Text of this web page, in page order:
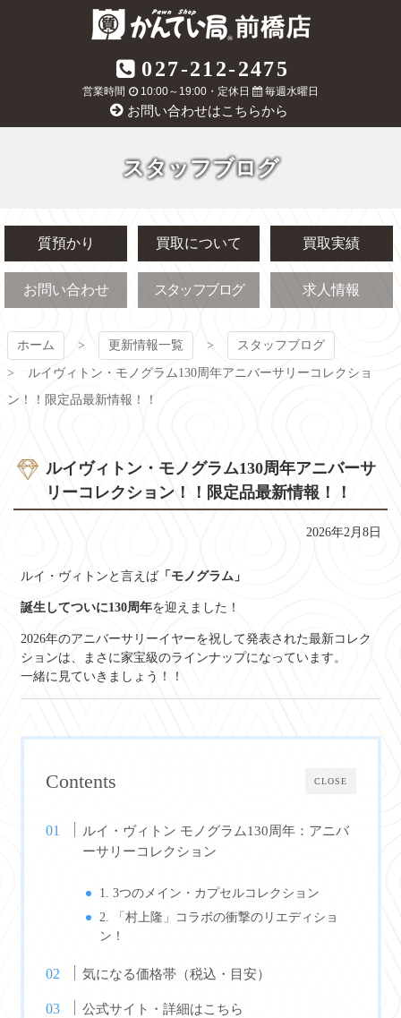
質屋かんてい局
前橋店
027-212-2475
営業時間 10:00～19:00・定休日 毎週水曜日
お問い合わせはこちらから
スタッフブログ
質預かり 買取について 買取実績
お問い合わせ スタッフブログ 求人情報
ホーム 更新情報一覧 スタッフブログ
ルイヴィトン・モノグラム130周年アニバーサリーコレクショ
ン！！限定品最新情報！！
ルイヴィトン・モノグラム130周年アニバーサ
リーコレクション！！限定品最新情報！！
2026年2月8日
ルイ・ヴィトンと言えば「モノグラム」
誕生してついに130周年を迎えました！
2026年のアニバーサリーイヤーを祝して発表された最新コレク
ションは、まさに家宝級のラインナップになっています。
一緒に見ていきましょう！！
CLOSE
Contents
ルイ・ヴィトン モノグラム130周年：アニバ
ーサリーコレクション
1. 3つのメイン・カプセルコレクション
2. 「村上隆」コラボの衝撃のリエディショ
ン！
気になる価格帯（税込・目安）
公式サイト・詳細はこちら